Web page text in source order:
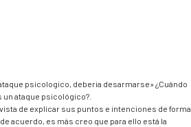
psicologico, deberia desarmarse» ¿Cuándo
un ataque psicológico?.
de explicar sus puntos e intenciones de forma
acuerdo, es más creo que para ello está la